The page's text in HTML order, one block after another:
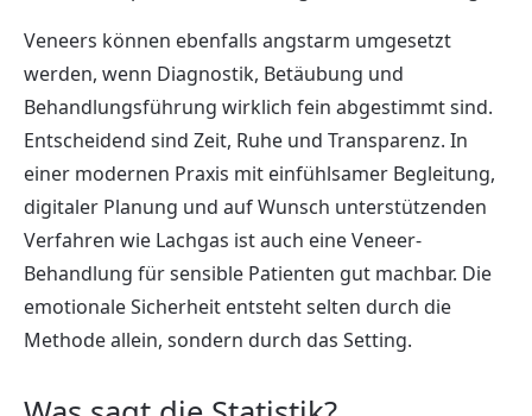
Veneers können ebenfalls angstarm umgesetzt
werden, wenn Diagnostik, Betäubung und
Behandlungsführung wirklich fein abgestimmt sind.
Entscheidend sind Zeit, Ruhe und Transparenz. In
einer modernen Praxis mit einfühlsamer Begleitung,
digitaler Planung und auf Wunsch unterstützenden
Verfahren wie Lachgas ist auch eine Veneer-
Behandlung für sensible Patienten gut machbar. Die
emotionale Sicherheit entsteht selten durch die
Methode allein, sondern durch das Setting.